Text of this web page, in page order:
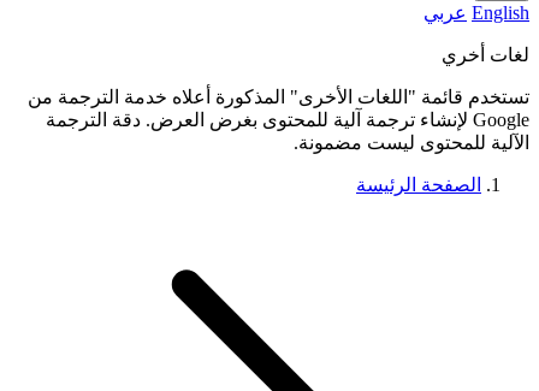
English عربي
لغات أخري
تستخدم قائمة "اللغات الأخرى" المذكورة أعلاه خدمة الترجمة من
Google لإنشاء ترجمة آلية للمحتوى بغرض العرض. دقة الترجمة
الآلية للمحتوى ليست مضمونة.
الصفحة الرئيسة